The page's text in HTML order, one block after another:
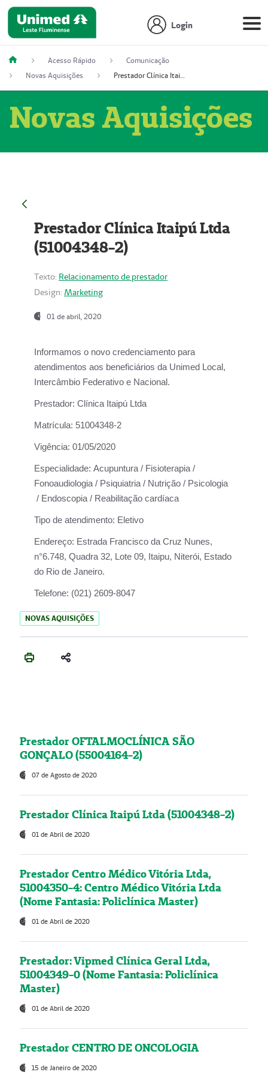
Login
Acesso Rápido
Comunicação
Novas Aquisições
Prestador Clínica Itaipú Ltda (51004348-2)
Novas Aquisições
Prestador Clínica Itaipú Ltda
(51004348-2)
Texto: Relacionamento de prestador
Design: Marketing
01 de abril, 2020
Informamos o novo credenciamento para
atendimentos aos beneficiários da Unimed Local,
Intercâmbio Federativo e Nacional.
Prestador: Clínica Itaipú Ltda
Matrícula: 51004348-2
Vigência: 01/05/2020
Especialidade: Acupuntura / Fisioterapia /
Fonoaudiologia / Psiquiatria / Nutrição / Psicologia
/ Endoscopia / Reabilitação cardíaca
Tipo de atendimento: Eletivo
Endereço: Estrada Francisco da Cruz Nunes,
n°6.748, Quadra 32, Lote 09, Itaipu, Niterói, Estado
do Rio de Janeiro.
Telefone: (021) 2609-8047
NOVAS AQUISIÇÕES
Prestador OFTALMOCLÍNICA SÃO
GONÇALO (55004164-2)
07 de Agosto de 2020
Prestador Clínica Itaipú Ltda (51004348-2)
01 de Abril de 2020
Prestador Centro Médico Vitória Ltda,
51004350-4: Centro Médico Vitória Ltda
(Nome Fantasia: Policlínica Master)
01 de Abril de 2020
Prestador: Vipmed Clínica Geral Ltda,
51004349-0 (Nome Fantasia: Policlínica
Master)
01 de Abril de 2020
Prestador CENTRO DE ONCOLOGIA
15 de Janeiro de 2020